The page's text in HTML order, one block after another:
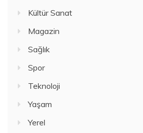
Kültür Sanat
Magazin
Sağlık
Spor
Teknoloji
Yaşam
Yerel